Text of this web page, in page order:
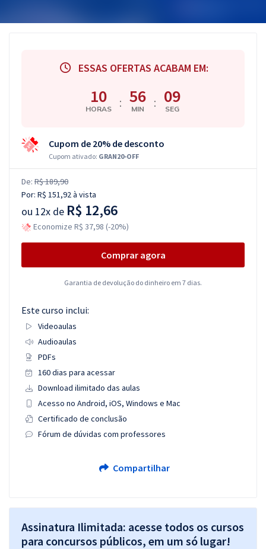
Aprovados
ESSAS OFERTAS ACABAM EM:
10
HORAS : 56
MIN : 09
SEG
Cupom de 20% de desconto
Cupom ativado: GRAN20-OFF
De: R$ 189,90
Por: R$ 151,92à vista
ou 12x de R$ 12,66
Economize R$ 37,98 (-20%)
Comprar agora
Garantia de devolução do dinheiro em 7 dias.
Este curso inclui:
Videoaulas
Audioaulas
PDFs
160 dias para acessar
Download ilimitado das aulas
Acesso no Android, iOS, Windows e Mac
Certificado de conclusão
Fórum de dúvidas com professores
Compartilhar
Assinatura Ilimitada: acesse todos os cursos
para concursos públicos, em um só lugar!